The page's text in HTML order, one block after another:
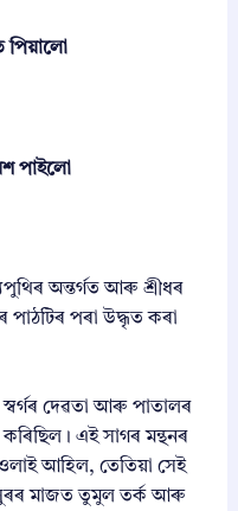
অন্তৰ্গত আৰু শ্ৰীধৰ
পাঠটিৰ পৰা উদ্ধৃত কৰা
দেৱতা আৰু পাতালৰ
এই সাগৰ মন্থনৰ
আহিল, তেতিয়া সেই
মাজত তুমুল তৰ্ক আৰু